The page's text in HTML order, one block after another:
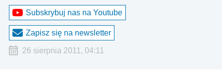
Subskrybuj nas na Youtube
Zapisz się na newsletter
26 sierpnia 2011, 04:11